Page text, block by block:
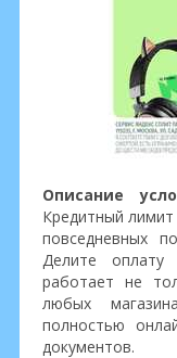
Описание
Кредитный
повседневных
Делите
работает не
любых
полностью
документов.